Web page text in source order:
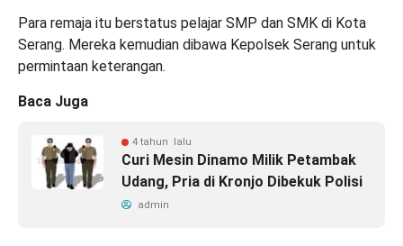
Para remaja itu berstatus pelajar SMP dan SMK di Kota
Serang. Mereka kemudian dibawa Kepolsek Serang untuk
permintaan keterangan.
Baca Juga
4 tahun lalu
Curi Mesin Dinamo Milik Petambak
Udang, Pria di Kronjo Dibekuk Polisi
admin